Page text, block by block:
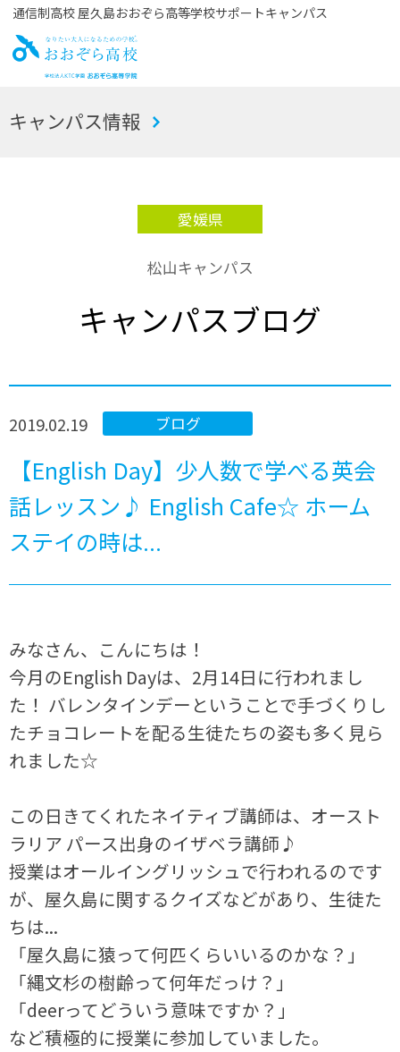
通信制高校 屋久島おおぞら高等学校サポートキャンパス
お
キャンパス情報
愛媛県
松山キャンパス
キャンパスブログ
ブログ
2019.02.19
【English Day】少人数で学べる英会
話レッスン♪ English Cafe☆ ホーム
ステイの時は...
みなさん、こんにちは！
今月のEnglish Dayは、2月14日に行われまし
た！ バレンタインデーということで手づくりし
たチョコレートを配る生徒たちの姿も多く見ら
れました☆
この日きてくれたネイティブ講師は、オースト
ラリア パース出身のイザベラ講師♪
授業はオールイングリッシュで行われるのです
が、屋久島に関するクイズなどがあり、生徒た
ちは...
「屋久島に猿って何匹くらいいるのかな？」
「縄文杉の樹齢って何年だっけ？」
「deerってどういう意味ですか？」
など積極的に授業に参加していました。